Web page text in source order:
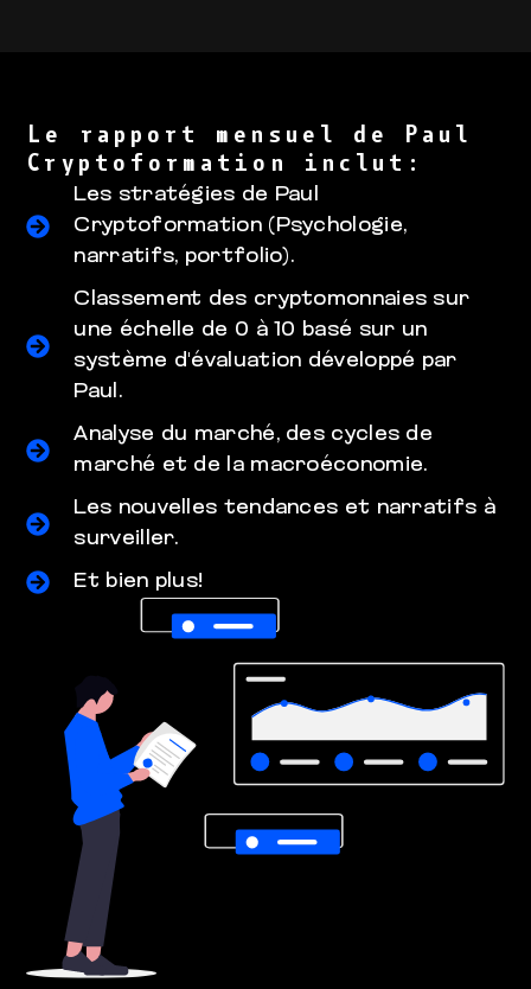
Le rapport mensuel de Paul
Cryptoformation inclut:
Les stratégies de Paul
Cryptoformation (Psychologie,
narratifs, portfolio).
Classement des cryptomonnaies sur
une échelle de 0 à 10 basé sur un
système d'évaluation développé par
Paul.
Analyse du marché, des cycles de
marché et de la macroéconomie.
Les nouvelles tendances et narratifs à
surveiller.
Et bien plus!